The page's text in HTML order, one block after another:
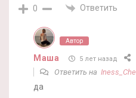
0 Ответить
Автор
Маша 5 лет назад
Ответить на Iness_Che
да